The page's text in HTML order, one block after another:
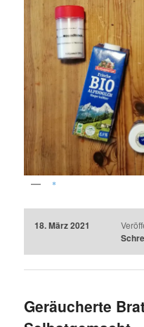
*
18. März 2021
Geräucherte